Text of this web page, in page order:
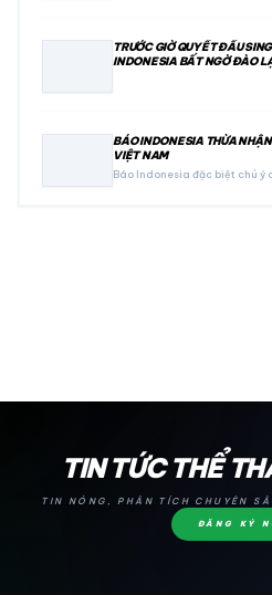
TRƯỚC GIỜ QUYẾT ĐẤU
INDONESIA BẤT NGỜ ĐÀO
BÁO INDONESIA THỪA
VIỆT NAM
Báo Indonesia đặc biệt chú ý
TIN TỨC THỂ
TIN NÓNG, PHÂN TÍCH CHUYÊN
ĐĂNG KÝ